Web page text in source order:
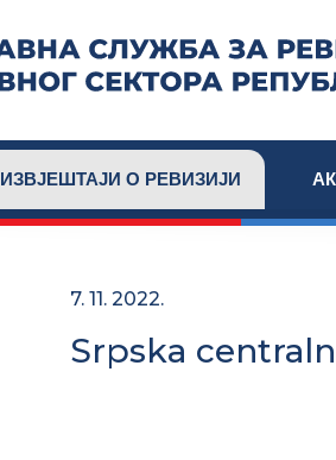
ИЗВЈЕШТАЈИ О РЕВИЗИЈИ
7. 11. 2022.
Srpska